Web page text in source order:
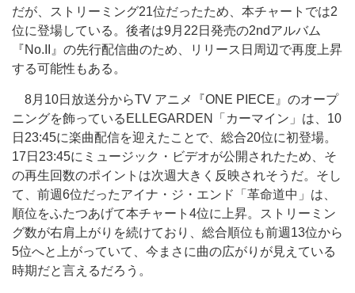
だが、ストリーミング21位だったため、本チャートでは2
位に登場している。後者は9月22日発売の2ndアルバム
『No.II』の先行配信曲のため、リリース日周辺で再度上昇
する可能性もある。
8月10日放送分からTV アニメ『ONE PIECE』のオープ
ニングを飾っているELLEGARDEN「カーマイン」は、10
日23:45に楽曲配信を迎えたことで、総合20位に初登場。
17日23:45にミュージック・ビデオが公開されたため、そ
の再生回数のポイントは次週大きく反映されそうだ。そし
て、前週6位だったアイナ・ジ・エンド「革命道中」は、
順位をふたつあげて本チャート4位に上昇。ストリーミン
グ数が右肩上がりを続けており、総合順位も前週13位から
5位へと上がっていて、今まさに曲の広がりが見えている
時期だと言えるだろう。